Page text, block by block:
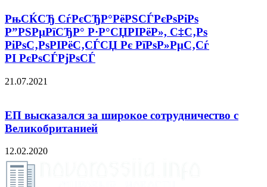
РњСЌСЂ СѓРєСЂР°РёРЅСЃРєРѕРіРѕ
Р”РЅРµРїСЂР° Р·Р°СЏРІРёР», С‡С‚Рѕ
РіРѕС‚РѕРІРёС‚СЃСЏ Рє РїРѕР»РµС‚Сѓ
РІ РєРѕСЃРјРѕСЃ
21.07.2021
ЕП высказался за широкое сотрудничество с
Великобританией
12.02.2020